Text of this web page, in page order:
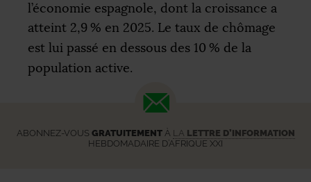
l’économie espagnole, dont la croissance a
atteint 2,9 % en 2025. Le taux de chômage
est lui passé en dessous des 10 % de la
population active.
ABONNEZ-VOUS GRATUITEMENTÀ LA LETTRE D’INFORMATION
HEBDOMADAIRE D’AFRIQUE XXI